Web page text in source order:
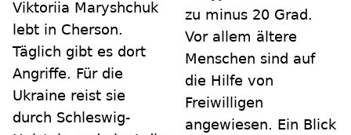
Viktoriia Maryshchuk
lebt in Cherson.
Täglich gibt es dort
Angriffe. Für die
Ukraine reist sie
durch Schleswig-
zu minus 20 Grad.
Vor allem ältere
Menschen sind auf
die Hilfe von
Freiwilligen
angewiesen. Ein Blick